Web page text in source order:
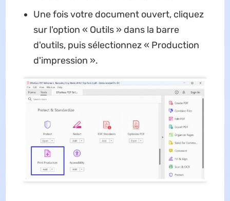
Une fois votre document ouvert, cliquez
sur l'option « Outils » dans la barre
d'outils, puis sélectionnez « Production
d'impression ».